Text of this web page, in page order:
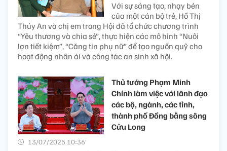
Với sự sáng tạo, nhạy bén
của một cán bộ trẻ, Hồ Thị
Thúy An và chị em trong Hội đã tổ chức chương trình
“Yêu thương và chia sẻ”, thực hiện các mô hình “Nuôi
lợn tiết kiệm”, “Căng tin phụ nữ” để tạo nguồn quỹ cho
hoạt động nhân ái và công tác an sinh xã hội.
Thủ tướng Phạm Minh
Chính làm việc với lãnh đạo
các bộ, ngành, các tỉnh,
thành phố Đồng bằng sông
Cửu Long
13/07/2025 10:36’